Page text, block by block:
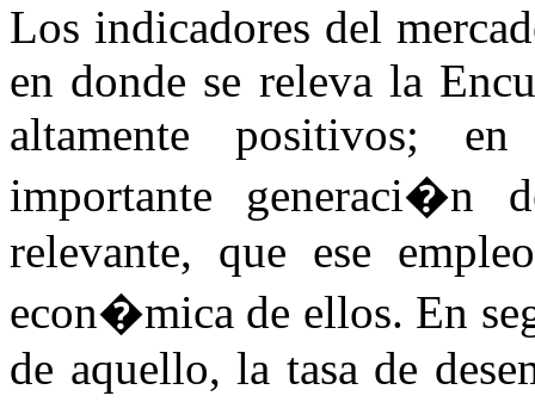
Los indicadores del
en donde se releva la
altamente positivos;
importante
relevante, que ese
econ�mica de ellos. En
de aquello, la tasa de